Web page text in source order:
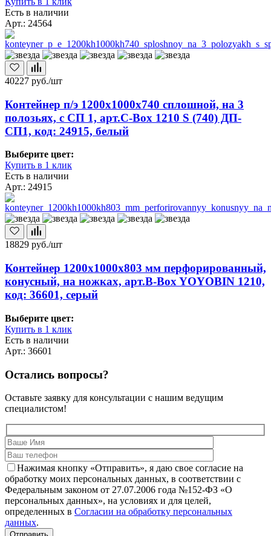
Есть в наличии
Арт.: 24564
40227 руб./шт
Контейнер п/э 1200х1000х740 сплошной, на 3
полозьях, с СП 1, арт.C-Box 1210 S (740) ДП-
СП1, код: 24915, белый
Выберите цвет:
Купить в 1 клик
Есть в наличии
Арт.: 24915
18829 руб./шт
Контейнер 1200х1000х803 мм перфорированный,
конусный, на ножках, арт.B-Box YOYOBIN 1210,
код: 36601, серый
Выберите цвет:
Купить в 1 клик
Есть в наличии
Арт.: 36601
Остались вопросы?
Оставьте заявку для консультации с нашим ведущим
специалистом!
Нажимая кнопку «Отправить», я даю свое согласие на
обработку моих персональных данных, в соответствии с
Федеральным законом от 27.07.2006 года №152-ФЗ «О
персональных данных», на условиях и для целей,
определенных в Согласии на обработку персональных
данных.